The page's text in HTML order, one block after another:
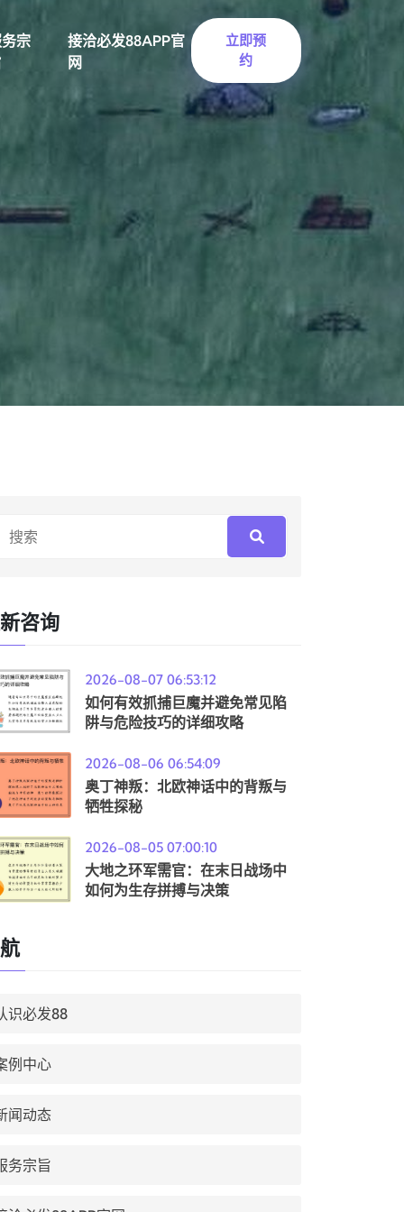
宗
接洽必发88APP官
网
立即预
约
咨询
2026-08-07 06:53:12
如何有效抓捕巨魔并避免常见陷
阱与危险技巧的详细攻略
2026-08-06 06:54:09
奥丁神叛：北欧神话中的背叛与
牺牲探秘
2026-08-05 07:00:10
大地之环军需官：在末日战场中
如何为生存拼搏与决策
识必发88
例中心
闻动态
务宗旨